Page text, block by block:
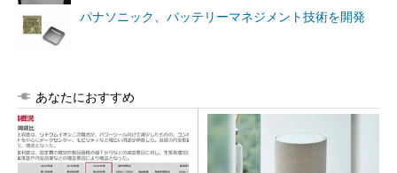
パナソニック、バッテリーマネジメント技術を開発
あなたにおすすめ